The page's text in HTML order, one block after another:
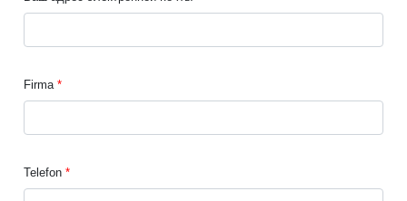
Firma
Telefon